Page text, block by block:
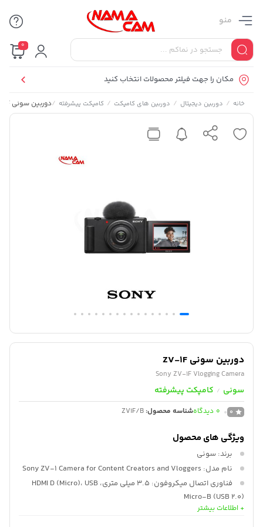
منو
0
مکان را جهت فیلتر محصولات انتخاب کنید
خانه / دوربین دیجیتال / دوربین های کامپکت / کامپکت پیشرفته /دوربین سونی ZV-1F
دوربین سونی ZV-1F
Sony ZV-1F Vlogging Camera
سونی / کامپکت پیشرفته
0
0 دیدگاهشناسه محصول: ZV1F/B
ویژگی های محصول
برند: سونی
نام مدل: Sony ZV-1 Camera for Content Creators and Vloggers
فناوری اتصال میکروفون:
3.5 میلی متری، HDMI D (Micro)، USB
Micro-B (USB 2.0)
نوع حافظه:
+ اطلاعات بیشتر